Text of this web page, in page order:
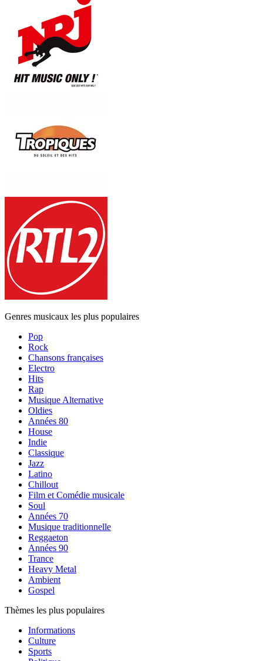
Genres musicaux les plus populaires
Pop
Rock
Chansons françaises
Electro
Hits
Rap
Musique Alternative
Oldies
Années 80
House
Indie
Classique
Jazz
Latino
Chillout
Film et Comédie musicale
Soul
Années 70
Musique traditionnelle
Reggaeton
Années 90
Trance
Heavy Metal
Ambient
Gospel
Thèmes les plus populaires
Informations
Culture
Sports